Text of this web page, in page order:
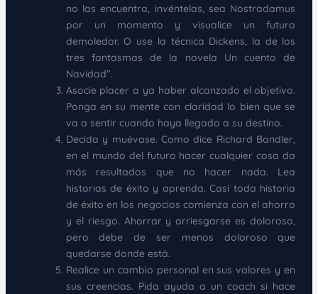
no las encuentra, invéntelas, sea Nostradamus
por un momento y visualice un futuro
demoledor. O use la técnica Dickens, la de los
tres fantasmas de la novela Un cuento de
Navidad”.
Asocie placer a ya haber alcanzado el objetivo.
Ponga en su mente con claridad lo bien que se
va a sentir cuando haya llegado a su destino.
Decida y muévase. Como dice Richard Bandler,
en el mundo del futuro hacer cualquier cosa da
más resultados que no hacer nada. Lea
historias de éxito y aprenda. Casi toda historia
de éxito en los negocios comienza con el ahorro
y el riesgo. Ahorrar y arriesgarse es doloroso,
pero debe de ser menos doloroso que
quedarse donde está.
Realice un cambio personal en sus valores y en
sus creencias. Pida ayuda a un coach si hace